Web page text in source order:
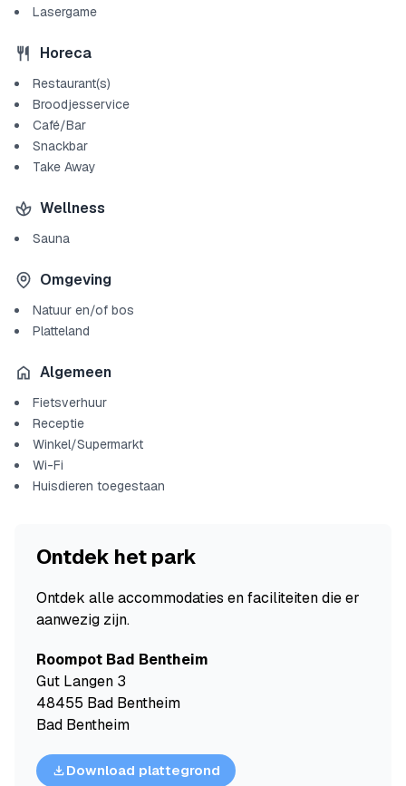
Lasergame
Horeca
Restaurant(s)
Broodjesservice
Café/Bar
Snackbar
Take Away
Wellness
Sauna
Omgeving
Natuur en/of bos
Platteland
Algemeen
Fietsverhuur
Receptie
Winkel/Supermarkt
Wi-Fi
Huisdieren toegestaan
Ontdek het park
Ontdek alle accommodaties en faciliteiten die er
aanwezig zijn.
Roompot Bad Bentheim
Gut Langen 3
48455 Bad Bentheim
Bad Bentheim
Download plattegrond